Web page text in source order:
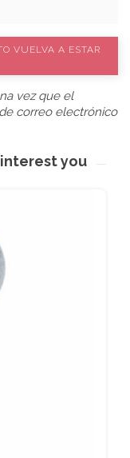
VUELVA A ESTAR
vez que el
correo electrónico
you